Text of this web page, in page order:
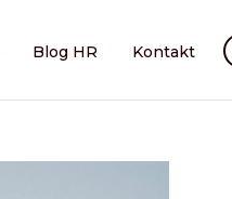
Blog HR Kontakt